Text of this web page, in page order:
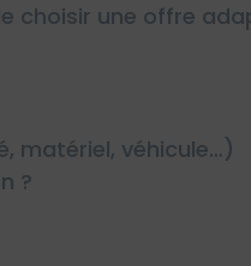
choisir une offre
matériel, véhicule…)
?